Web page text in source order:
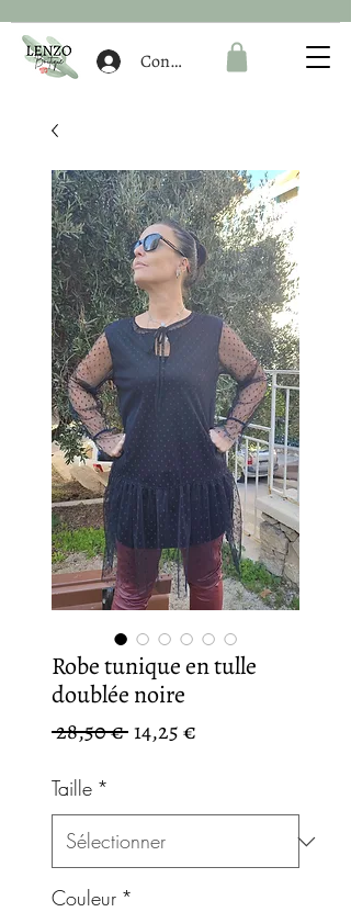
Connexion
Robe tunique en tulle
doublée noire
28,50 € Prix
14,25 €
Taille *
Couleur *